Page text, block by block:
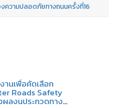
งความปลอดภัยทางถนนครั้งที่16
นเพื่อคัดเลือก
Roads Safety
ผลงนประกวดทาง